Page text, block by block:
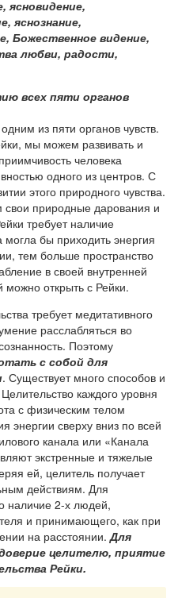
ясновидение,
яснознание,
Божественное видение,
любви, радости,
всех пяти органов
из пяти органов чувств.
мы можем развивать и
человека
одного из центров. С
этого природного чувства.
свои природные дарования и
требует наличие
могла бы приходить энергия
тем больше пространство
в своей внутренней
открыть с Рейки.
требует медитативного
расслабляться во
Поэтому
с собой для
. Существует много способов и
каждого уровня
с физическим телом
энергии сверху вниз по всей
канала или «Канала
экстренные и тяжелые
ей, целитель получает
действиям. Для
наличие 2-х людей,
и принимающего, как при
на расстоянии.Для
целителю, приятие
Рейки.